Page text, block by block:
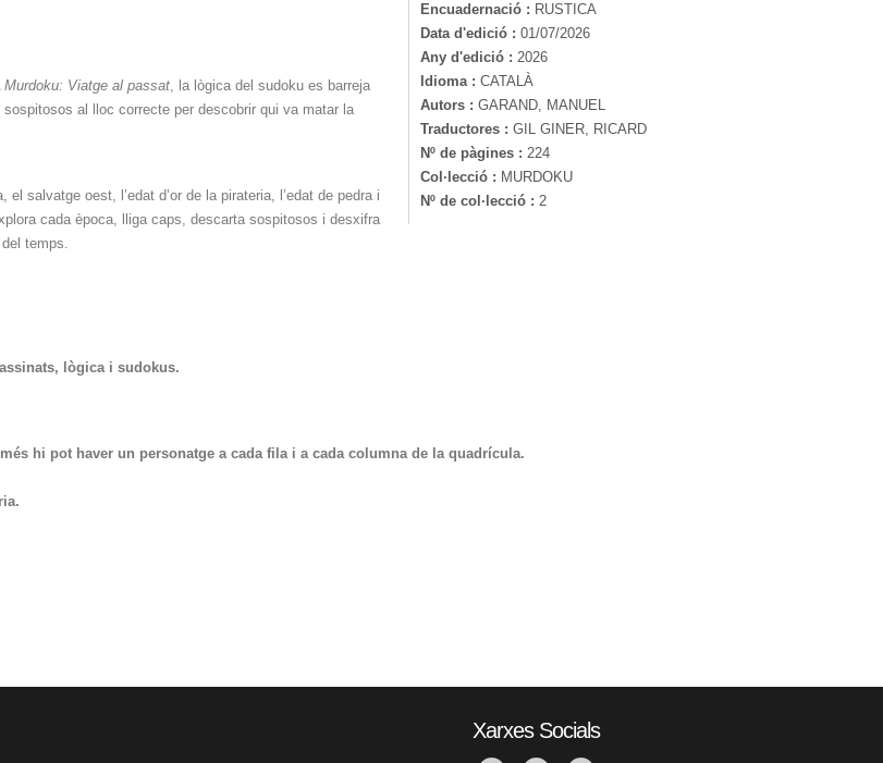
Encuadernació : RUSTICA
Data d'edició : 01/07/2026
Any d'edició : 2026
Idioma : CATALÀ
Autors : GARAND, MANUEL
Traductores : GIL GINER, RICARD
Nº de pàgines : 224
Col·lecció : MURDOKU
Nº de col·lecció : 2
Murdoku: Viatge al passat, la lògica del sudoku es barreja
al lloc correcte per descobrir qui va matar la
salvatge oest, l’edat d’or de la pirateria, l’edat de pedra i
cada època, lliga caps, descarta sospitosos i desxifra
temps.
lògica i sudokus.
hi pot haver un personatge a cada fila i a cada columna de la quadrícula.
Xarxes Socials